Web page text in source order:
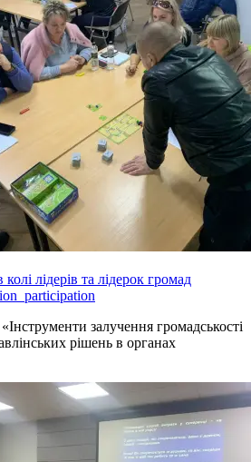
лідерів та лідерок громад
залучення громадськості
рішень в органах